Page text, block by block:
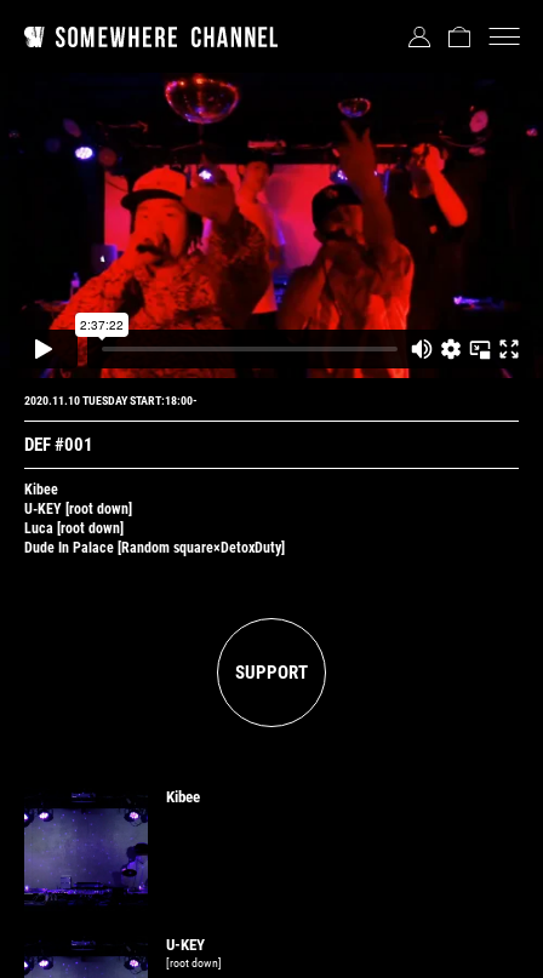
DEF #001
2020.11.10 TUESDAY START:18:00-
Kibee
U-KEY [root down]
Luca [root down]
Dude In Palace [Random square×DetoxDuty]
SUPPORT
Kibee
U-KEY
[root down]